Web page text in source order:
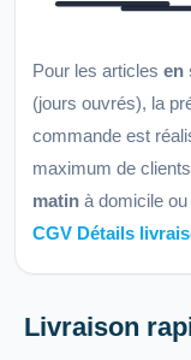
Pour les articles en
(jours ouvrés), la
commande est
maximum de
matin à domicile
CGV Détails
Livraison